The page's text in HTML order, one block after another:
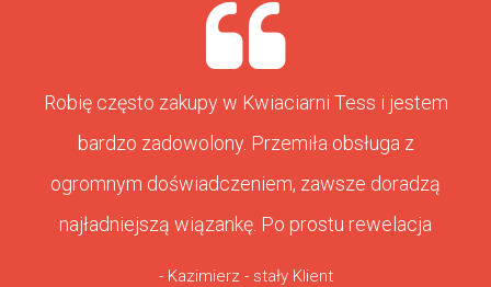
Robię często zakupy w Kwiaciarni Tess i jestem
bardzo zadowolony. Przemiła obsługa z
ogromnym doświadczeniem, zawsze doradzą
najładniejszą wiązankę. Po prostu rewelacja
- Kazimierz - stały Klient